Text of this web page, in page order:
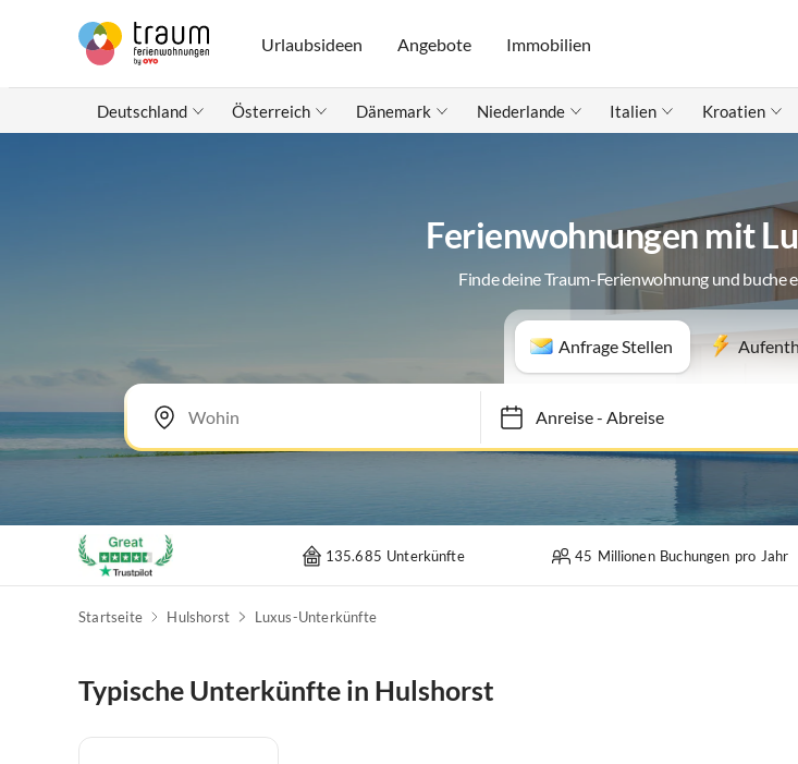
Urlaubsideen Angebote Immobilien
Deutschland Österreich Dänemark Niederlande Italien Kroatien
Ferienwohnungen mit
Finde deine Traum-Ferienwohnung und buche
Anfrage Stellen
Anreise- Abreise
135.685 Unterkünfte 45 Millionen Buchungen pro Jahr
Startseite Hulshorst Luxus-Unterkünfte
Typische Unterkünfte in Hulshorst